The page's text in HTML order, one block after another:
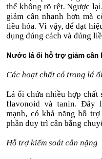
thể không rõ rệt. Ngược
giảm cân nhanh hơn mà
tiêu hóa. Vì vậy, để đạt
dụng đúng cách và đúng
Nước lá ổi hỗ trợ giảm cân
Các hoạt chất có trong lá ổi
Lá ổi chứa nhiều hợp
flavonoid và tanin. Đây
mạnh, có khả năng hỗ
phần duy trì cân bằng
Hỗ trợ kiểm soát cân nặng